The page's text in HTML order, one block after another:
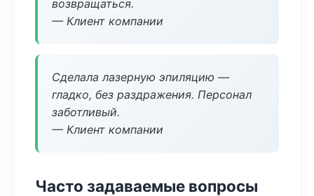
возвращаться.
— Клиент компании
Сделала лазерную эпиляцию —
гладко, без раздражения. Персонал
заботливый.
— Клиент компании
Часто задаваемые вопросы